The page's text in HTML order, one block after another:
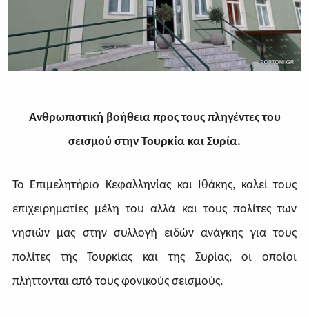
Ανθρωπιστική βοήθεια προς τους πληγέντες του
σεισμού στην Τουρκία και Συρία.
Το Επιμελητήριο Κεφαλληνίας και Ιθάκης, καλεί τους
επιχειρηματίες μέλη του αλλά και τους πολίτες των
νησιών μας στην συλλογή ειδών ανάγκης για τους
πολίτες της Τουρκίας και της Συρίας, οι οποίοι
πλήττονται από τους φονικούς σεισμούς.